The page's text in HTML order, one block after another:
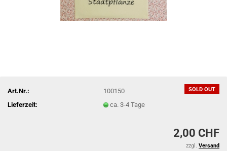
SOLD OUT
Art.Nr.:
100150
Lieferzeit:
ca. 3-4 Tage
2,00 CHF
zzgl. Versand